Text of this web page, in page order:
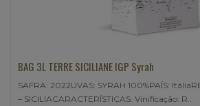
BAG 3L TERRE SICILIANE IGP Syrah
SAFRA: 2022UVAS: SYRAH 100%PAÍS:
– SICILIACARACTERÍSTICAS: Vinificação: R..